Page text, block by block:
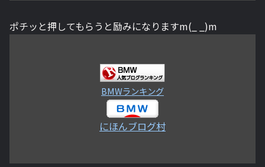
ポチッと押してもらうと励みになりますm(_ _)m
BMWランキング
にほんブログ村